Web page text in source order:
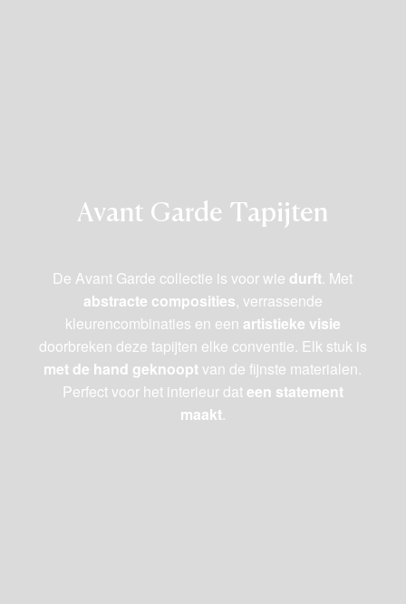
Avant Garde Tapijten
De Avant Garde collectie is voor wie durft. Met
abstracte composities, verrassende
kleurencombinaties en een artistieke visie
doorbreken deze tapijten elke conventie. Elk stuk is
met de hand geknooptvan de fijnste materialen.
Perfect voor het interieur dat een statement
maakt.